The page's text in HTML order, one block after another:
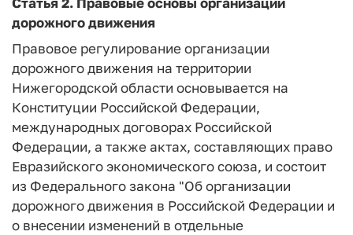
дорожного движения
Правовое регулирование организации
дорожного движения на территории
Нижегородской области основывается на
Конституции Российской Федерации,
международных договорах Российской
Федерации, а также актах, составляющих право
Евразийского экономического союза, и состоит
из Федерального закона "Об организации
дорожного движения в Российской Федерации и
о внесении изменений в отдельные